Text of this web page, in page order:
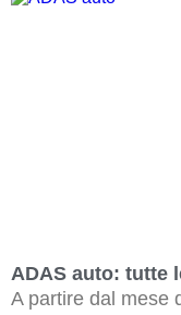
ADAS auto: tutte
A partire dal mese